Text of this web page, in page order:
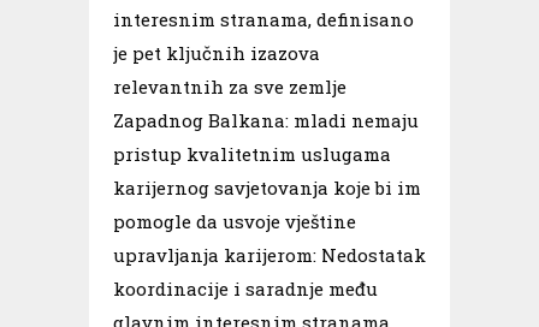
interesnim stranama, definisano
je pet ključnih izazova
relevantnih za sve zemlje
Zapadnog Balkana: mladi nemaju
pristup kvalitetnim uslugama
karijernog savjetovanja koje bi im
pomogle da usvoje vještine
upravljanja karijerom: Nedostatak
koordinacije i saradnje među